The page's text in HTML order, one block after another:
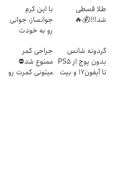
طلا قسطی
شد!!!!💰🔥
با این کرم
جوانساز، جوانی
رو به خودت
تخفیف)
گردونه شانس
بدون پوچ از PS5
تا آیفون17 و بیت
جراحی کمر
ممنوع شد⛔
میتونی کمرت رو